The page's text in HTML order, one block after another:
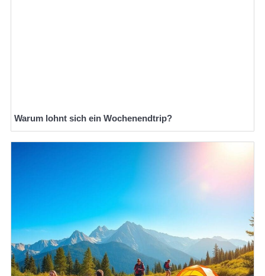
Warum lohnt sich ein Wochenendtrip?